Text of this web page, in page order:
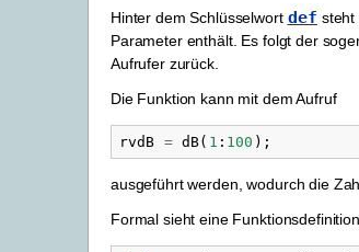
Hinter dem Schlüsselwort def steht
Parameter enthält. Es folgt der
Aufrufer zurück.
Die Funktion kann mit dem Aufruf
rvdB = dB( 1 : 100 );
ausgeführt werden, wodurch die
Formal sieht eine